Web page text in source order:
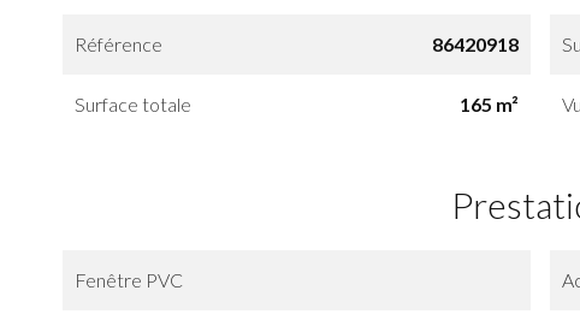
Référence 86420918
Surface totale 165 m²
Fenêtre PVC